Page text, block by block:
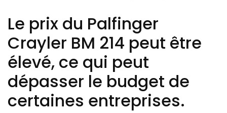
Le prix du Palfinger
Crayler BM 214 peut être
élevé, ce qui peut
dépasser le budget de
certaines entreprises.